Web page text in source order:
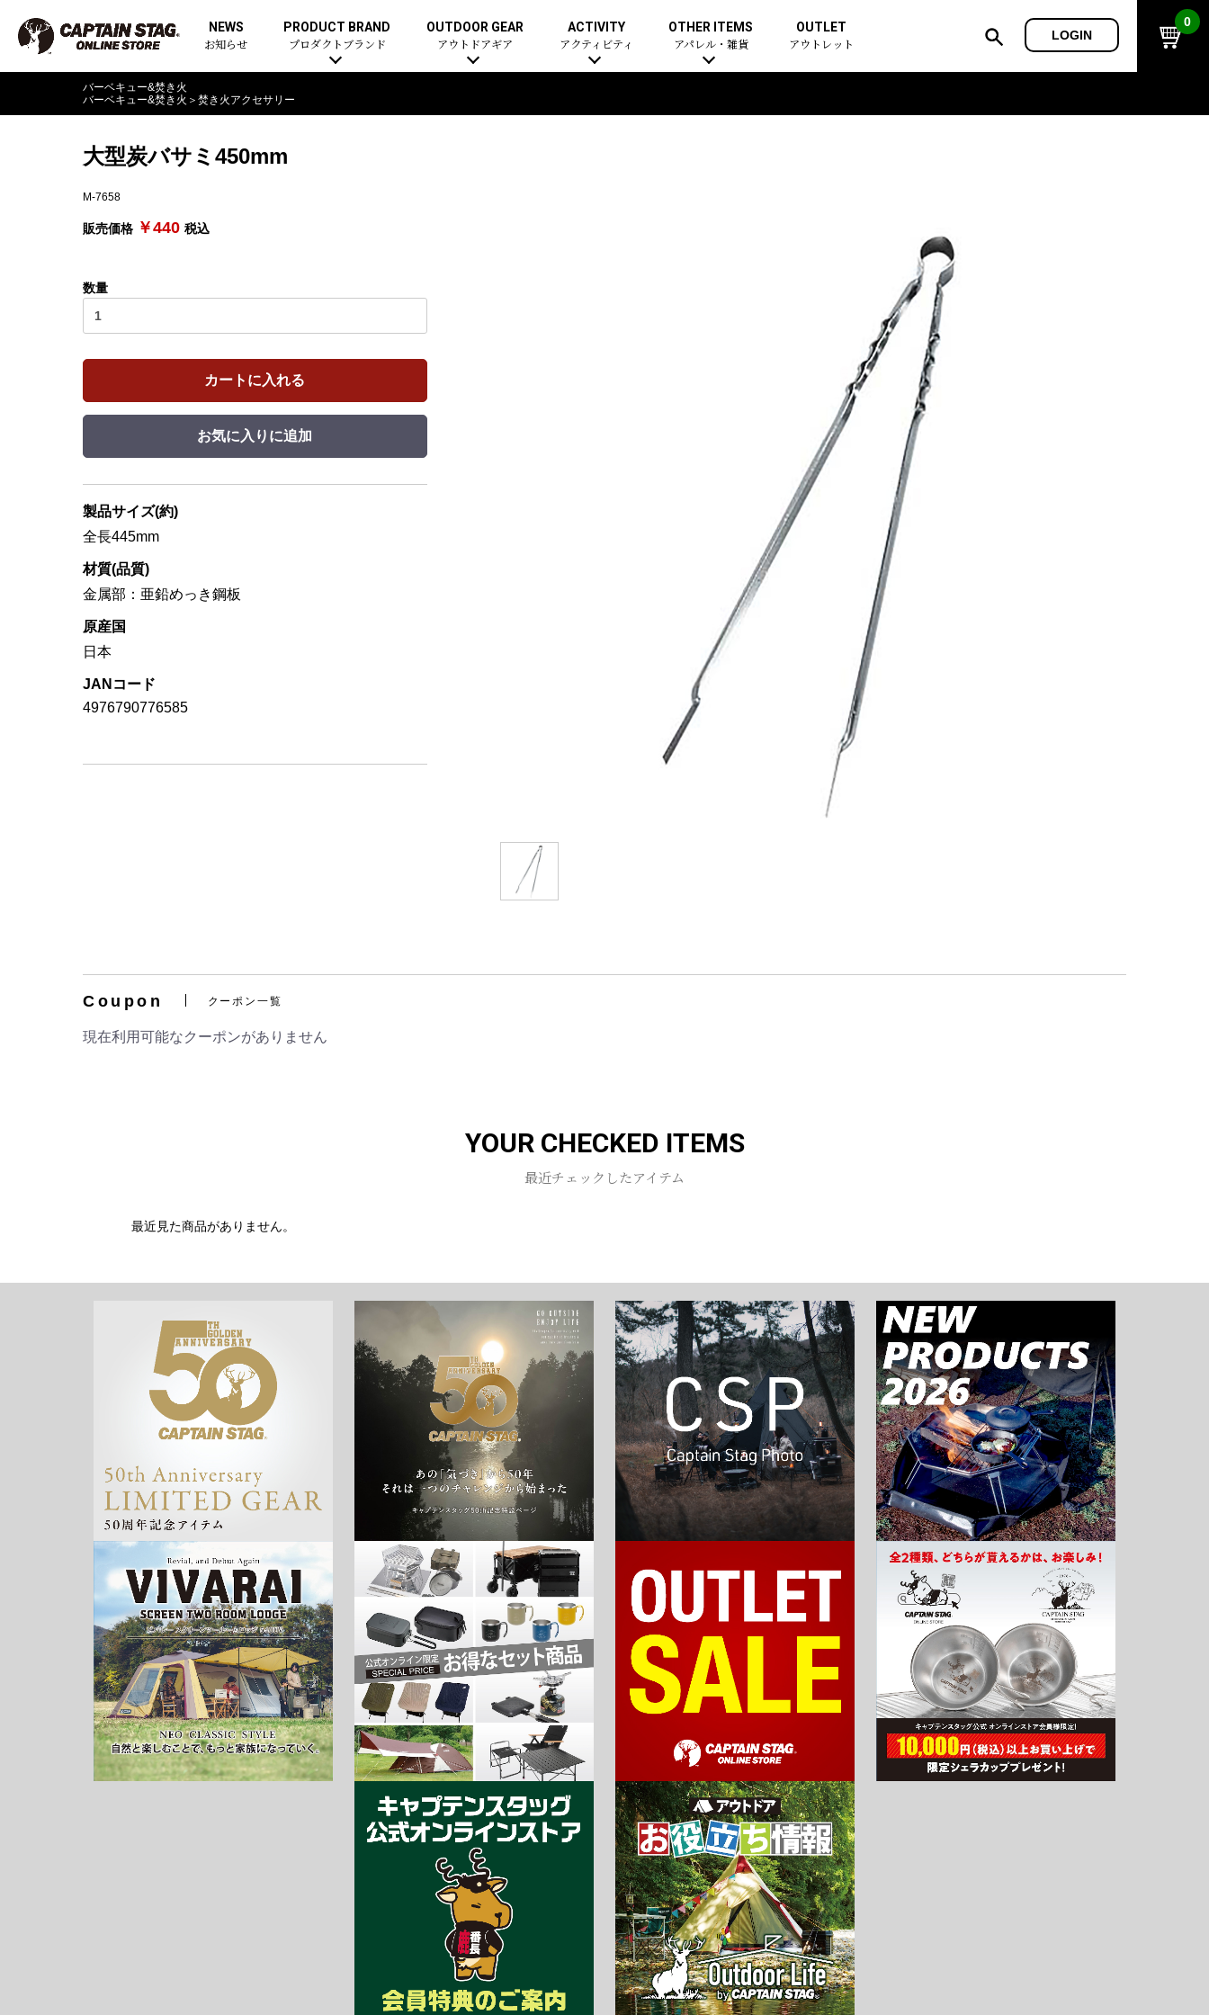
NEWS
お知らせ
PRODUCT BRAND
プロダクトブランド
OUTDOOR GEAR
アウトドアギア
ACTIVITY
アクティビティ
OTHER ITEMS
アパレル・雑貨
OUTLET
アウトレット
LOGIN
0
バーベキュー&焚き火
バーベキュー&焚き火 ＞ 焚き火アクセサリー
大型炭バサミ450mm
M-7658
販売価格 ￥440 税込
数量
カートに入れる
お気に入りに追加
製品サイズ(約)
全長445mm
材質(品質)
金属部：亜鉛めっき鋼板
原産国
日本
JANコード
4976790776585
Coupon クーポン一覧
現在利用可能なクーポンがありません
YOUR CHECKED ITEMS
最近チェックしたアイテム
最近見た商品がありません。